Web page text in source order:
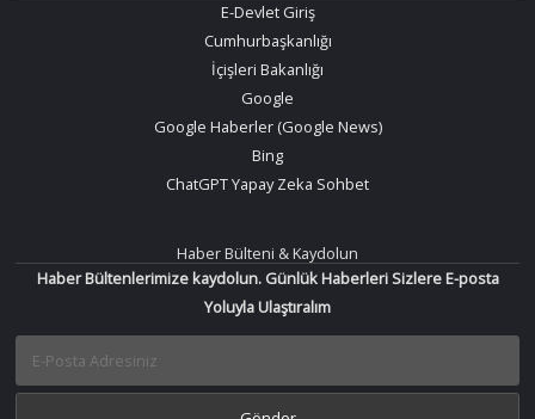
E-Devlet Giriş
Cumhurbaşkanlığı
İçişleri Bakanlığı
Google
Google Haberler (Google News)
Bing
ChatGPT Yapay Zeka Sohbet
Haber Bülteni & Kaydolun
Haber Bültenlerimize kaydolun. Günlük Haberleri Sizlere E-posta
Yoluyla Ulaştıralım